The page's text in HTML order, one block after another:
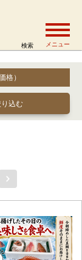
検索 メニュー
格）